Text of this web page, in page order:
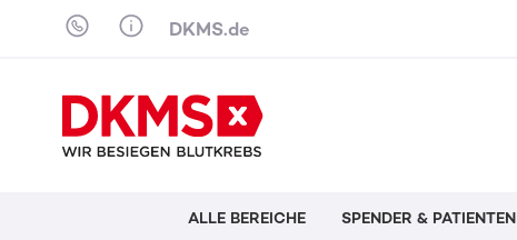
Skip to content
DKMS.de
ALLE BEREICHE SPENDER & PATIENTEN